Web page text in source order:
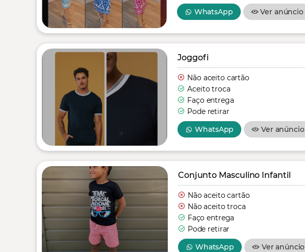
WhatsApp
Ver anúncio
Joggofi
Não aceito cartão
Aceito troca
Faço entrega
Pode retirar
WhatsApp
Ver anúncio
Conjunto Masculino Infantil
Não aceito cartão
Não aceito troca
Faço entrega
Pode retirar
WhatsApp
Ver anúncio